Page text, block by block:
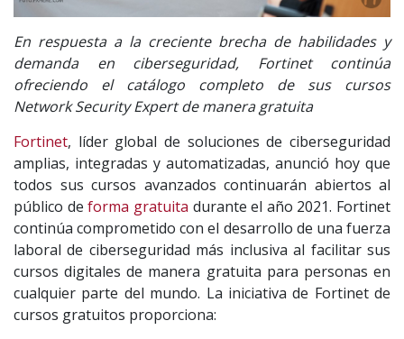
En respuesta a la creciente brecha de habilidades y
demanda en ciberseguridad, Fortinet continúa
ofreciendo el catálogo completo de sus cursos
Network Security Expert de manera gratuita
Fortinet, líder global de soluciones de ciberseguridad
amplias, integradas y automatizadas, anunció hoy que
todos sus cursos avanzados continuarán abiertos al
público deforma gratuita durante el año 2021. Fortinet
continúa comprometido con el desarrollo de una fuerza
laboral de ciberseguridad más inclusiva al facilitar sus
cursos digitales de manera gratuita para personas en
cualquier parte del mundo. La iniciativa de Fortinet de
cursos gratuitos proporciona: